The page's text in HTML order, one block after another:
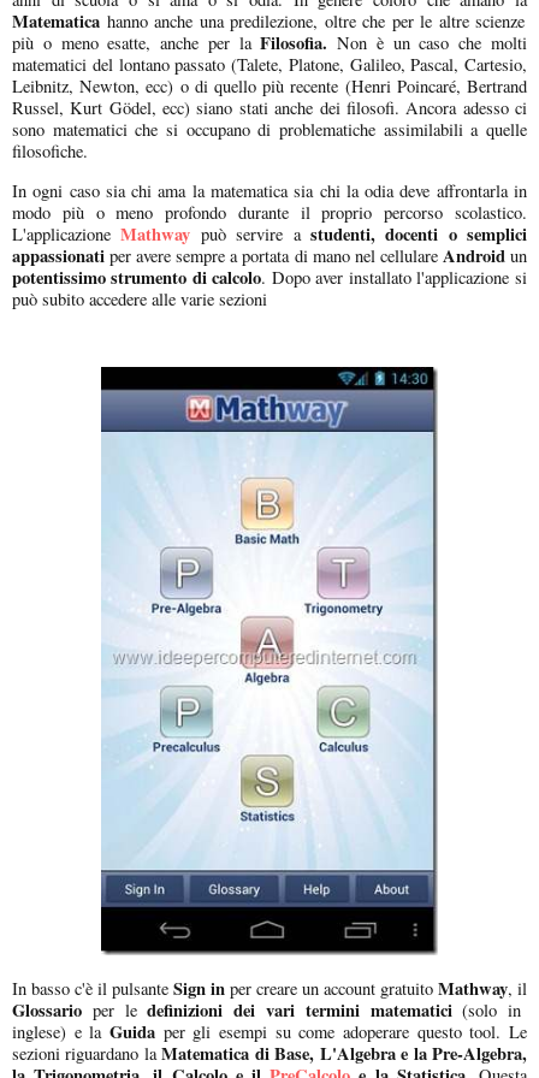
Matematica hanno anche una predilezione, oltre che per le altre scienze
più o meno esatte, anche per laFilosofia. Non è un caso che molti
matematici del lontano passato (Talete, Platone, Galileo, Pascal, Cartesio,
Leibnitz, Newton, ecc) o di quello più recente (Henri Poincaré, Bertrand
Russel, Kurt Gödel, ecc) siano stati anche dei filosofi. Ancora adesso ci
sono matematici che si occupano di problematiche assimilabili a quelle
filosofiche.
In ogni caso sia chi ama la matematica sia chi la odia deve affrontarla in
modo più o meno profondo durante il proprio percorso scolastico.
L'applicazioneMathway può servire a studenti, docenti o semplici
appassionati per avere sempre a portata di mano nel cellulareAndroid un
potentissimo strumento di calcolo. Dopo aver installato l'applicazione si
può subito accedere alle varie sezioni
In basso c'è il pulsante Sign in per creare un account gratuito Mathway, il
Glossario per ledefinizioni dei vari termini matematici(solo in
inglese) e la Guida per gli esempi su come adoperare questo tool. Le
sezioni riguardano laMatematica di Base, L'Algebra e la Pre-Algebra,